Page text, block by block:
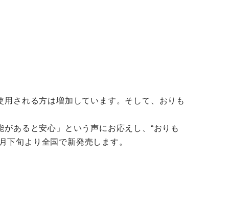
される方は増加しています。そして、おりも
あると安心」という声にお応えし、“おりも
旬より全国で新発売します。